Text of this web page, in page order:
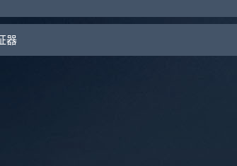
器